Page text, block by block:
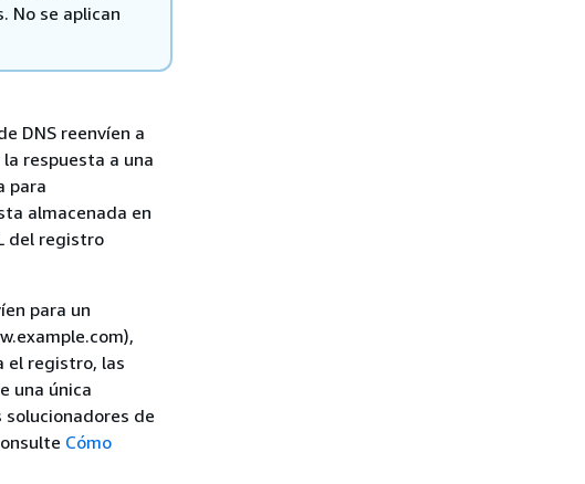
No se aplican
DNS reenvíen a
respuesta a una
para
almacenada en
del registro
para un
el registro, las
una única
de
Cómo